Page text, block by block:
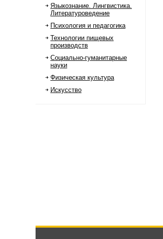
Языкознание. Лингвистика.
Литературоведение
Психология и педагогика
Технологии пищевых
производств
Социально-гуманитарные
науки
Физическая культура
Искусство